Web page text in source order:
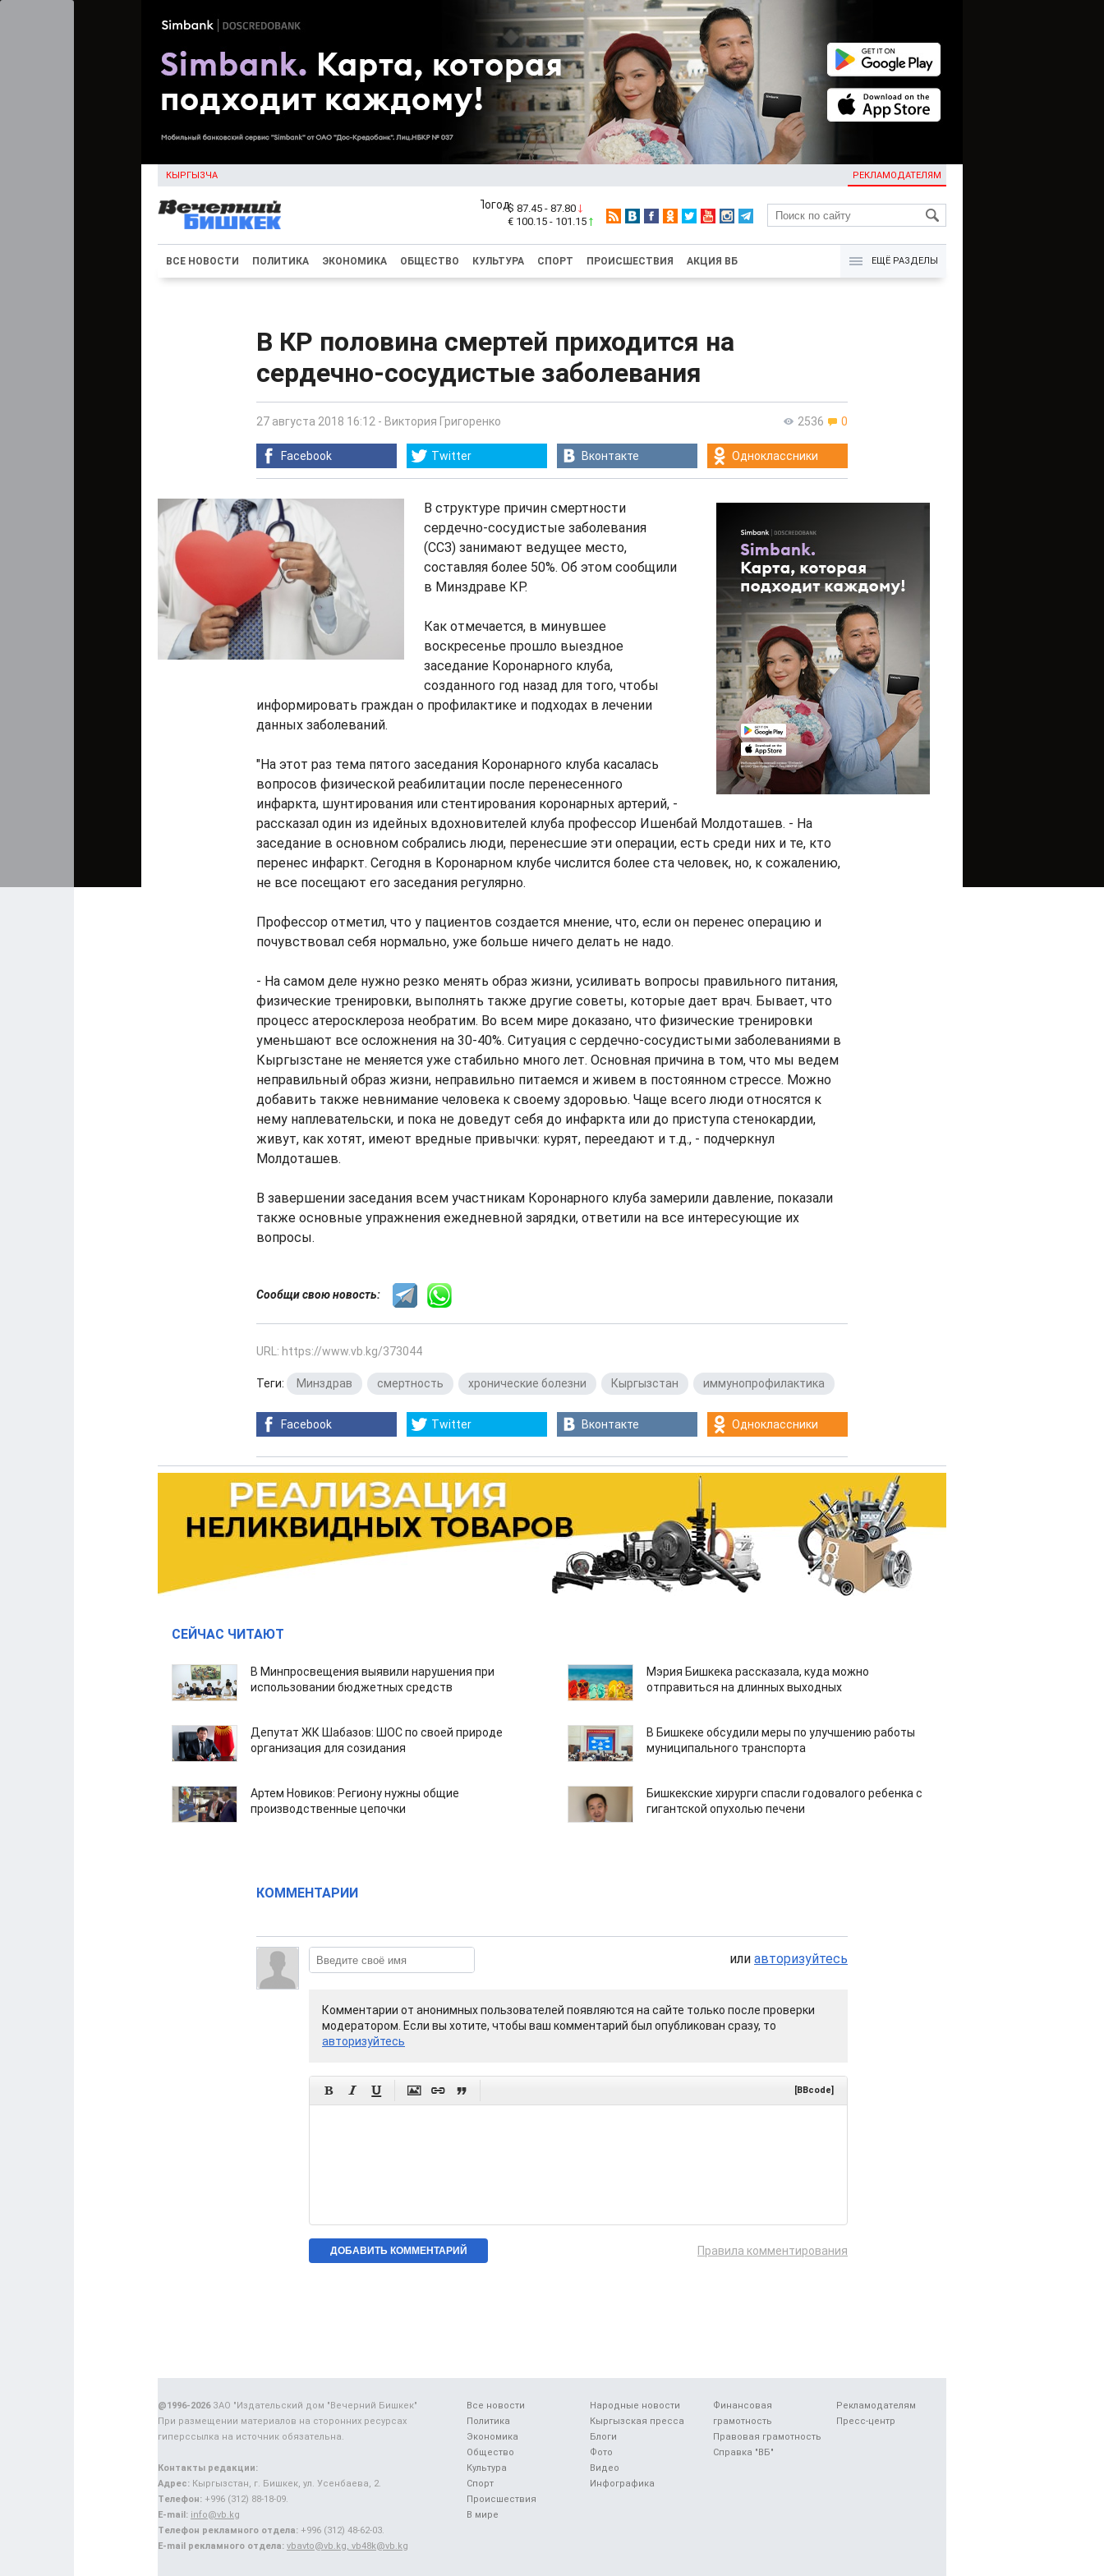
КЫРГЫЗЧА РЕКЛАМОДАТЕЛЯМ
KG
$ 87.45 - 87.80
€ 100.15 - 101.15
ВСЕ НОВОСТИ ПОЛИТИКА ЭКОНОМИКА ОБЩЕСТВО КУЛЬТУРА СПОРТ ПРОИСШЕСТВИЯ АКЦИЯ ВБ ЕЩЁ РАЗДЕЛЫ
В КР половина смертей приходится на
сердечно-сосудистые заболевания
2536 0
27 августа 2018 16:12 - Виктория Григоренко
Facebook Twitter Вконтакте Одноклассники
В структуре причин смертности
сердечно-сосудистые заболевания
(ССЗ) занимают ведущее место,
составляя более 50%. Об этом сообщили
в Минздраве КР.
Как отмечается, в минувшее
воскресенье прошло выездное
заседание Коронарного клуба,
созданного год назад для того, чтобы
информировать граждан о профилактике и подходах в лечении
данных заболеваний.
"На этот раз тема пятого заседания Коронарного клуба касалась
вопросов физической реабилитации после перенесенного
инфаркта, шунтирования или стентирования коронарных артерий, -
рассказал один из идейных вдохновителей клуба профессор Ишенбай Молдоташев. - На
заседание в основном собрались люди, перенесшие эти операции, есть среди них и те, кто
перенес инфаркт. Сегодня в Коронарном клубе числится более ста человек, но, к сожалению,
не все посещают его заседания регулярно.
Профессор отметил, что у пациентов создается мнение, что, если он перенес операцию и
почувствовал себя нормально, уже больше ничего делать не надо.
- На самом деле нужно резко менять образ жизни, усиливать вопросы правильного питания,
физические тренировки, выполнять также другие советы, которые дает врач. Бывает, что
процесс атеросклероза необратим. Во всем мире доказано, что физические тренировки
уменьшают все осложнения на 30-40%. Ситуация с сердечно-сосудистыми заболеваниями в
Кыргызстане не меняется уже стабильно много лет. Основная причина в том, что мы ведем
неправильный образ жизни, неправильно питаемся и живем в постоянном стрессе. Можно
добавить также невнимание человека к своему здоровью. Чаще всего люди относятся к
нему наплевательски, и пока не доведут себя до инфаркта или до приступа стенокардии,
живут, как хотят, имеют вредные привычки: курят, переедают и т.д., - подчеркнул
Молдоташев.
В завершении заседания всем участникам Коронарного клуба замерили давление, показали
также основные упражнения ежедневной зарядки, ответили на все интересующие их
вопросы.
Сообщи свою новость:
URL: https://www.vb.kg/373044
Теги: Минздрав смертность хронические болезни Кыргызстан иммунопрофилактика
Facebook Twitter Вконтакте Одноклассники
СЕЙЧАС ЧИТАЮТ
В Минпросвещения выявили нарушения при
использовании бюджетных средств
Мэрия Бишкека рассказала, куда можно
отправиться на длинных выходных
Депутат ЖК Шабазов: ШОС по своей природе
организация для созидания
В Бишкеке обсудили меры по улучшению работы
муниципального транспорта
Артем Новиков: Региону нужны общие
производственные цепочки
Бишкекские хирурги спасли годовалого ребенка с
гигантской опухолью печени
КОММЕНТАРИИ
или авторизуйтесь
Комментарии от анонимных пользователей появляются на сайте только после проверки
модератором. Если вы хотите, чтобы ваш комментарий был опубликован сразу, то
авторизуйтесь
      [BBcode]
Правила комментирования
Все новости
Политика
Экономика
Общество
Культура
Спорт
Происшествия
В мире
Народные новости
Кыргызская пресса
Блоги
Фото
Видео
Инфографика
Финансовая
грамотность
Правовая грамотность
Справка "ВБ"
Рекламодателям
Пресс-центр
@1996-2026ЗАО "Издательский дом "Вечерний Бишкек"
При размещении материалов на сторонних ресурсах
гиперссылка на источник обязательна.
Контакты редакции:
Адрес: Кыргызстан, г. Бишкек, ул. Усенбаева, 2.
Телефон: +996 (312) 88-18-09.
E-mail: info@vb.kg
Телефон рекламного отдела: +996 (312) 48-62-03.
E-mail рекламного отдела: vbavto@vb.kg, vb48k@vb.kg